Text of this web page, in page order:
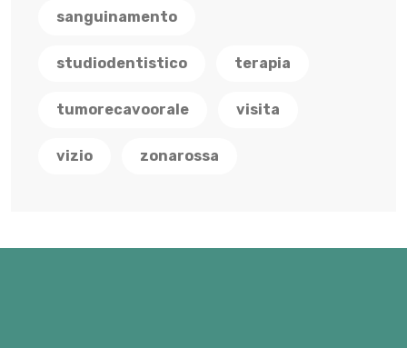
sanguinamento
studiodentistico terapia
tumorecavoorale visita
vizio zonarossa